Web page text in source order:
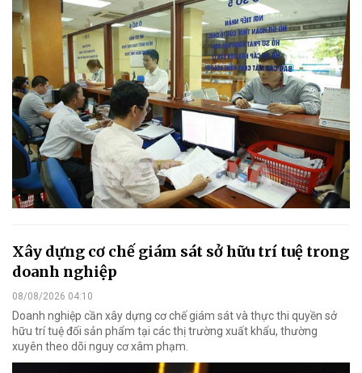
Xây dựng cơ chế giám sát sở hữu trí tuệ trong
doanh nghiệp
08/08/2026 04:10
Doanh nghiệp cần xây dựng cơ chế giám sát và thực thi quyền sở
hữu trí tuệ đối sản phẩm tại các thị trường xuất khẩu, thường
xuyên theo dõi nguy cơ xâm phạm.